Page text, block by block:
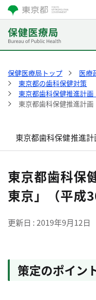
保健医療局トップ 医療
東京都の歯科保健対策
東京都歯科保健推進計画
東京都歯科保健推進計画
東京都歯科保健推進計
東京都歯科保
東京」（平成
更新日 2019年9月12日
策定のポイン